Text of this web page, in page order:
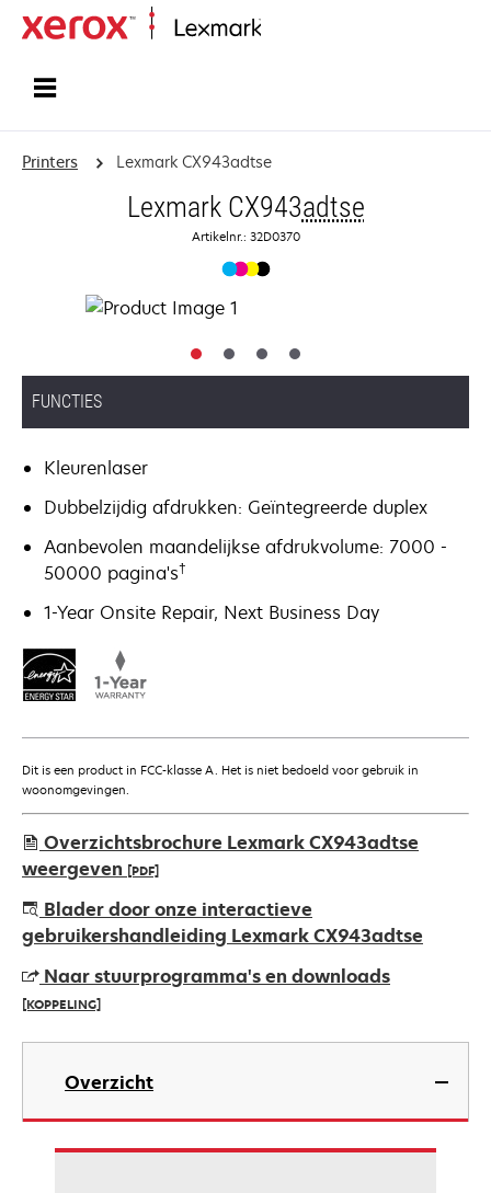
Printers Lexmark CX943adtse
Lexmark CX943adtse
Artikelnr.: 32D0370
FUNCTIES
Kleurenlaser
Dubbelzijdig afdrukken: Geïntegreerde duplex
Aanbevolen maandelijkse afdrukvolume: 7000 -
50000 pagina's†
1-Year Onsite Repair, Next Business Day
Dit is een product in FCC-klasse A. Het is niet bedoeld voor gebruik in
woonomgevingen.
Overzichtsbrochure Lexmark CX943adtse
weergeven [PDF]
opens
in
new
tab
Blader door onze interactieve
gebruikershandleiding Lexmark CX943adtse
Naar stuurprogramma's en downloads
[KOPPELING]
opens
new
Overzicht